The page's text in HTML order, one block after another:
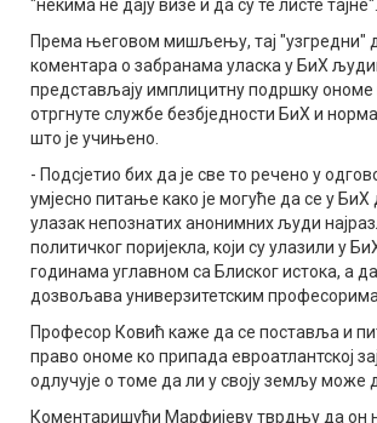
"некима не дају визе и да су те листе тајне".
Према његовом мишљењу, тај "узгредни"
коментара о забранама уласка у БиХ
представљају имплицитну подршку ономе
отргнуте службе безбједности БиХ и
што је учињено.
- Подсјетио бих да је све то речено у
умјесно питање како је могуће да се у
улазак непознатих анонимних људи
политичког поријекла, који су улазили у
годинама углавном са Блиског истока, а
дозвољава универзитетским професорима
Професор Ковић каже да се поставља и
право ономе ко припада евроатлантској
одлучује о томе да ли у своју земљу може
Коментаришући Марфијеву тврдњу да он